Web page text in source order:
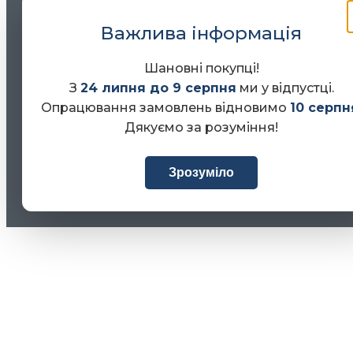
Важлива інформація
Шановні покупці!
З 24 липня до 9 серпня ми у відпустці.
Опрацювання замовлень відновимо 10
Дякуємо за розуміння!
Зрозуміло